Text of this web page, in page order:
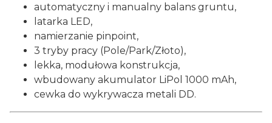
automatyczny i manualny balans gruntu,
latarka LED,
namierzanie pinpoint,
3 tryby pracy (Pole/Park/Złoto),
lekka, modułowa konstrukcja,
wbudowany akumulator LiPol 1000 mAh,
cewka do wykrywacza metali DD.